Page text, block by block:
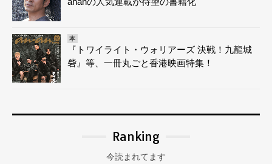
本
『トワイライト・ウォリアーズ 決戦！九龍城
砦』等、一冊丸ごと香港映画特集！
Ranking
今読まれてます